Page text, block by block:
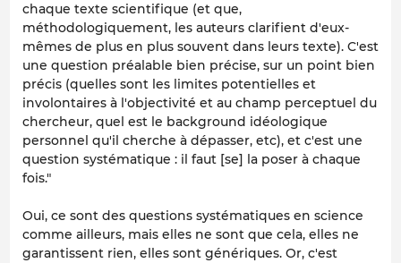
chaque texte scientifique (et que,
méthodologiquement, les auteurs clarifient d'eux-
mêmes de plus en plus souvent dans leurs texte). C'est
une question préalable bien précise, sur un point bien
précis (quelles sont les limites potentielles et
involontaires à l'objectivité et au champ perceptuel du
chercheur, quel est le background idéologique
personnel qu'il cherche à dépasser, etc), et c'est une
question systématique : il faut [se] la poser à chaque
fois."
Oui, ce sont des questions systématiques en science
comme ailleurs, mais elles ne sont que cela, elles ne
garantissent rien, elles sont génériques. Or, c'est